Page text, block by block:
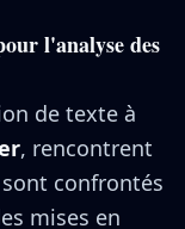
l'analyse des
de texte à
, rencontrent
confrontés
mises en